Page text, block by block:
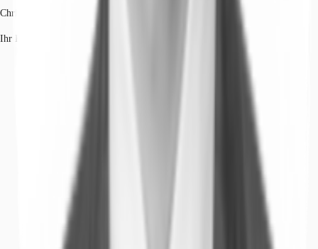
Christian Lütter
Ihr Kontakt